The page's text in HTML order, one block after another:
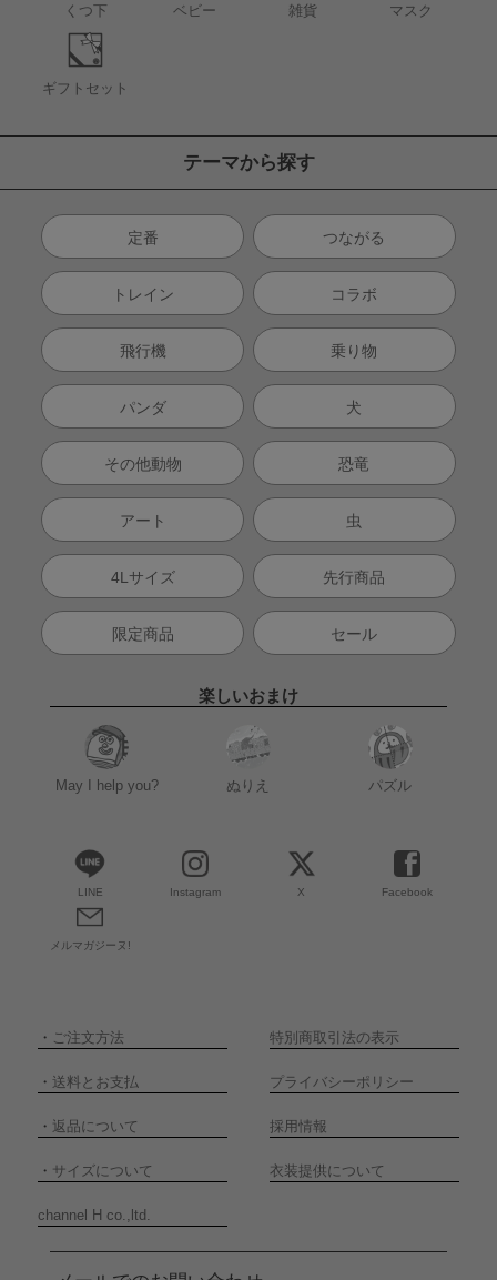
くつ下 ベビー 雑貨 マスク
ギフトセット
テーマから探す
定番 つながる
トレイン コラボ
飛行機 乗り物
パンダ 犬
その他動物 恐竜
アート 虫
4Lサイズ 先行商品
限定商品 セール
楽しいおまけ
May I help you? ぬりえ パズル
LINE Instagram X Facebook
メルマガジーヌ!
・ ご注文方法 特別商取引法の表示
・ 送料とお支払 プライバシーポリシー
・ 返品について 採用情報
・ サイズについて 衣装提供について
channel H co.,ltd.